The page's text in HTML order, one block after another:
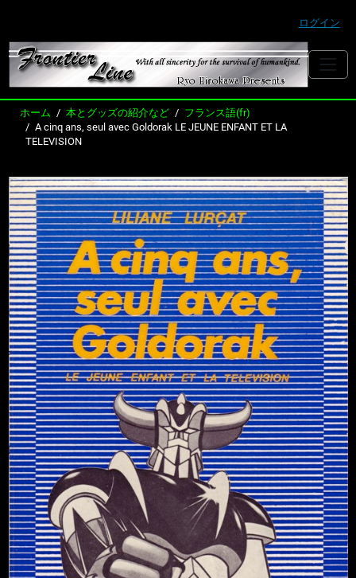
ログイン
ホーム 本とグッズの紹介など
フランス語(fr)
A cinq ans, seul avec Goldorak LE JEUNE ENFANT ET LA
TELEVISION